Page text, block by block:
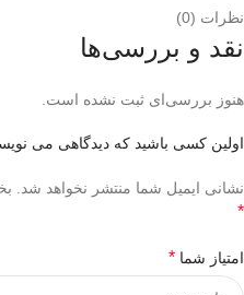
نظرات (0)
نقد و بررسی‌ها
هنوز بررسی‌ای ثبت نشده است.
اولین کسی باشید که دیدگاهی می نویسد
نشانی ایمیل شما منتشر نخواهد شد.
*
امتیاز شما *